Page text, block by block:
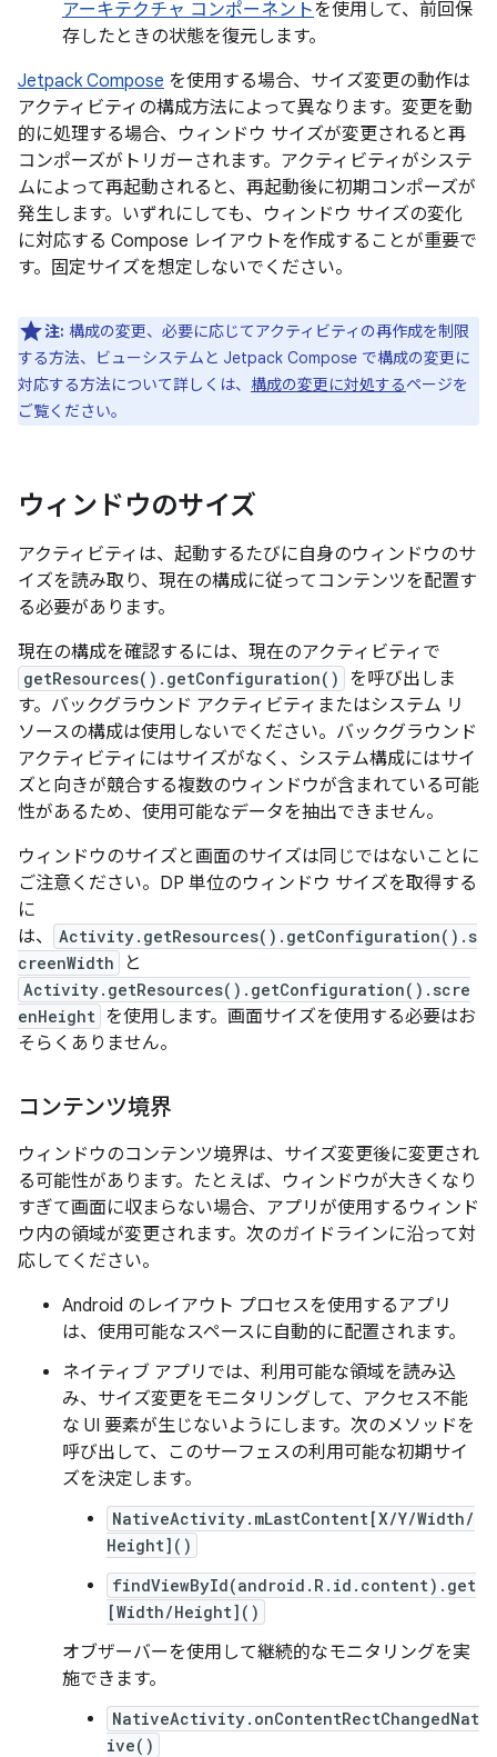
アーキテクチャ コンポーネントを使用して、前回保
存したときの状態を復元します。
Jetpack Compose を使用する場合、サイズ変更の動作は
アクティビティの構成方法によって異なります。変更を動
的に処理する場合、ウィンドウ サイズが変更されると再
コンポーズがトリガーされます。アクティビティがシステ
ムによって再起動されると、再起動後に初期コンポーズが
発生します。いずれにしても、ウィンドウ サイズの変化
に対応する Compose レイアウトを作成することが重要で
す。固定サイズを想定しないでください。
注: 構成の変更、必要に応じてアクティビティの再作成を制限
する方法、ビューシステムと Jetpack Compose で構成の変更に
対応する方法について詳しくは、 構成の変更に対処するページを
ご覧ください。
ウィンドウのサイズ
アクティビティは、起動するたびに自身のウィンドウのサ
イズを読み取り、現在の構成に従ってコンテンツを配置す
る必要があります。
現在の構成を確認するには、現在のアクティビティで
getResources().getConfiguration()
を呼び出しま
す。バックグラウンド アクティビティまたはシステム リ
ソースの構成は使用しないでください。バックグラウンド
アクティビティにはサイズがなく、システム構成にはサイ
ズと向きが競合する複数のウィンドウが含まれている可能
性があるため、使用可能なデータを抽出できません。
ウィンドウのサイズと画面のサイズは同じではないことに
ご注意ください。DP 単位のウィンドウ サイズを取得する
に
は、
Activity.getResources().getConfiguration().s
creenWidth
と
Activity.getResources().getConfiguration().scre
enHeight を使用します。画面サイズを使用する必要はお
そらくありません。
コンテンツ境界
ウィンドウのコンテンツ境界は、サイズ変更後に変更され
る可能性があります。たとえば、ウィンドウが大きくなり
すぎて画面に収まらない場合、アプリが使用するウィンド
ウ内の領域が変更されます。次のガイドラインに沿って対
応してください。
Android のレイアウト プロセスを使用するアプリ
は、使用可能なスペースに自動的に配置されます。
ネイティブ アプリでは、利用可能な領域を読み込
み、サイズ変更をモニタリングして、アクセス不能
な UI 要素が生じないようにします。次のメソッドを
呼び出して、このサーフェスの利用可能な初期サイ
ズを決定します。
NativeActivity.mLastContent[X/Y/Width/
Height]()
findViewById(android.R.id.content).get
[Width/Height]()
オブザーバーを使用して継続的なモニタリングを実
施できます。
NativeActivity.onContentRectChangedNat
ive()